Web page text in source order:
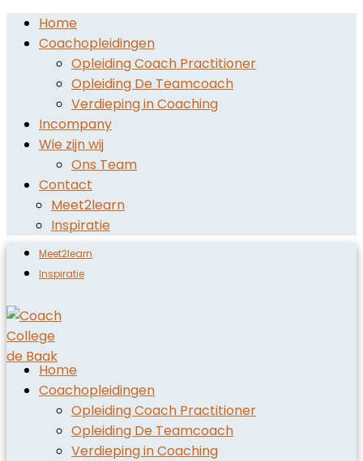
Home
Coachopleidingen
Opleiding Coach Practitioner
Opleiding De Teamcoach
Verdieping in Coaching
Incompany
Wie zijn wij
Ons Team
Contact
Meet2learn
Inspiratie
Meet2learn
Inspiratie
Home
Coachopleidingen
Opleiding Coach Practitioner
Opleiding De Teamcoach
Verdieping in Coaching